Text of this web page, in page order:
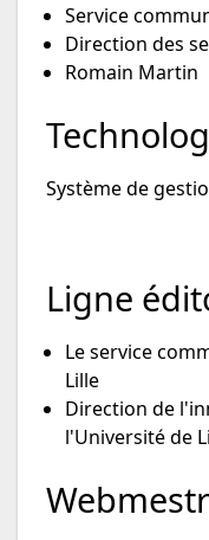
Service
Direction des
Romain Martin
Système de
Ligne
Le service
Lille
Direction de
l'Université de